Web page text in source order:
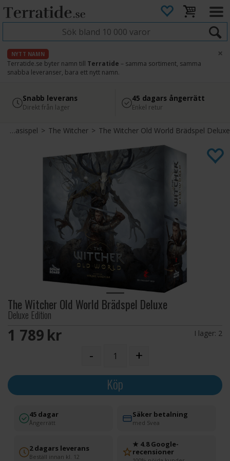
NYTT NAMN
Terratide.se byter namn till Terratide – samma sortiment, samma
snabba leveranser, bara ett nytt namn.
×
4.8
Läs omdömen på Google
Säker betalning
med Svea
Snabb leverans
Direkt från lager
45 dagars ångerrätt
Enkel retur
Fantasispel>The Witcher>The Witcher Old World Brädspel Deluxe
The Witcher Old World Brädspel Deluxe
Deluxe Edition
1 789 SEK I lager: 2
- +
Köp
45 dagar
Ångerrätt
Säker betalning
med Svea
2 dagars leverans
Beställ innan kl. 12
★ 4.8 Google-
recensioner